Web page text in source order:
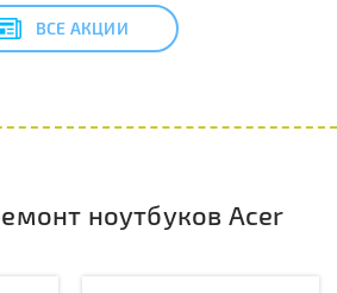
ВСЕ АКЦИИ
ноутбуков Acer